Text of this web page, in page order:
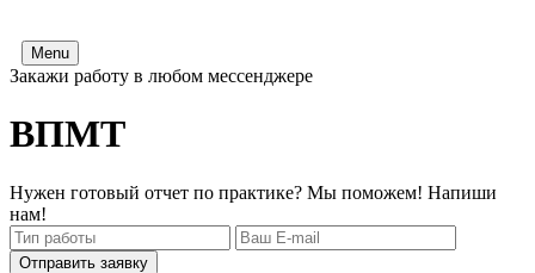
Menu
Закажи работу в любом мессенджере
ВПМТ
Нужен готовый отчет по практике? Мы поможем! Напиши
нам!
Отправить заявку